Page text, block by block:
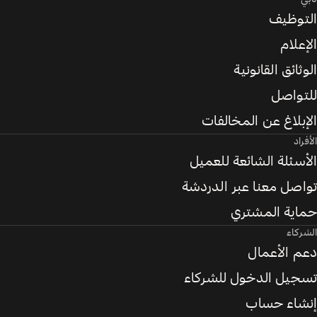
التوظيف
الإعلام
الوثائق القانونية
للتواصل
الإبلاغ عن المخالفات
الأفراد
الأسئلة الشائعة للعميل
تواصل معنا عبر الدردشة
حماية المشتري
الشركاء
دعم الأعمال
تسجيل الدخول للشركاء
إنشاء حساب